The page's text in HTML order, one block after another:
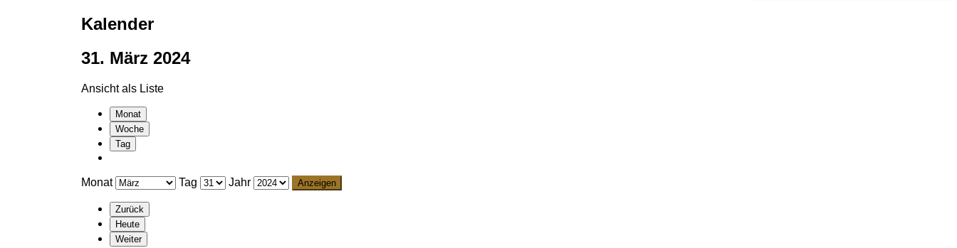
Kalender
31. März 2024
Ansicht als Liste
Monat
Woche
Tag
Monat Tag Jahr
Zurück
Heute
Weiter